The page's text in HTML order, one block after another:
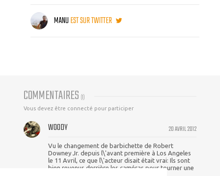
MANUEST SUR TWITTER
COMMENTAIRES (1)
Vous devez être connecté pour participer
20 AVRIL 2012
WOODY
Vu le changement de barbichette de Robert
Downey Jr. depuis l\'avant première à Los Angeles
le 11 Avril, ce que l\'acteur disait était vrai: Ils sont
bien revenus derrière les caméras pour tourner une